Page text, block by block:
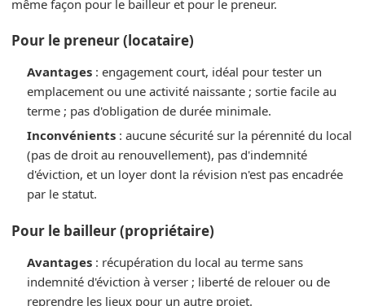
même façon pour le bailleur et pour le preneur.
Pour le preneur (locataire)
Avantages: engagement court, idéal pour tester un
emplacement ou une activité naissante ; sortie facile au
terme ; pas d'obligation de durée minimale.
Inconvénients: aucune sécurité sur la pérennité du local
(pas de droit au renouvellement), pas d'indemnité
d'éviction, et un loyer dont la révision n'est pas encadrée
par le statut.
Pour le bailleur (propriétaire)
Avantages: récupération du local au terme sans
indemnité d'éviction à verser ; liberté de relouer ou de
reprendre les lieux pour un autre projet.